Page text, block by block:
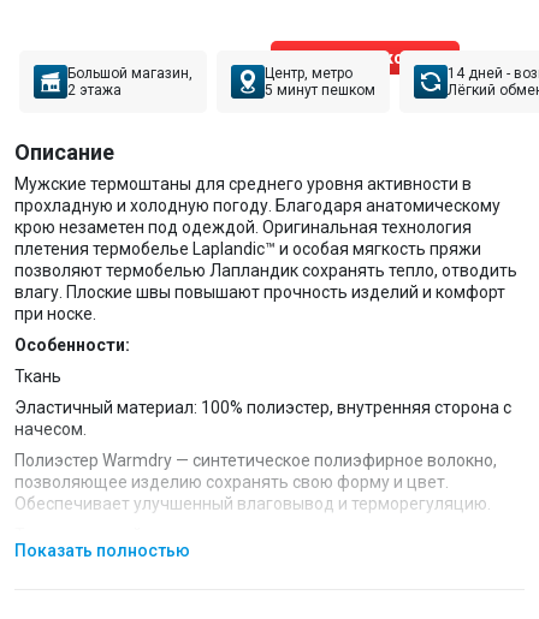
Позвонить эксперту
Большой магазин,
2 этажа
Центр, метро
5 минут пешком
14 дней -
Лёгкий
Описание
Мужские термоштаны для среднего уровня активности в
прохладную и холодную погоду. Благодаря анатомическому
крою незаметен под одеждой. Оригинальная технология
плетения термобелье Laplandic™ и особая мягкость пряжи
позволяют термобелью Лапландик сохранять тепло, отводить
влагу. Плоские швы повышают прочность изделий и комфорт
при носке.
Особенности:
Ткань
Эластичный материал: 100% полиэстер, внутренняя сторона с
начесом.
Полиэстер Warmdry — синтетическое полиэфирное волокно,
позволяющее изделию сохранять свою форму и цвет.
Обеспечивает улучшенный влаговывод и терморегуляцию.
Показать полностью